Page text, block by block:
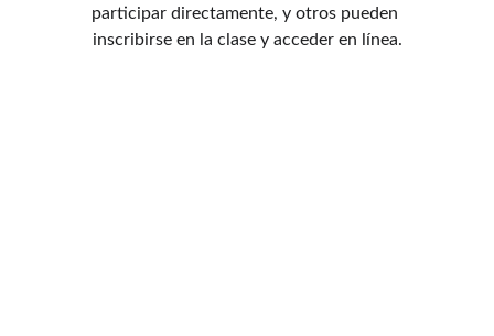
participar directamente, y otros pueden
inscribirse en la clase y acceder en línea.